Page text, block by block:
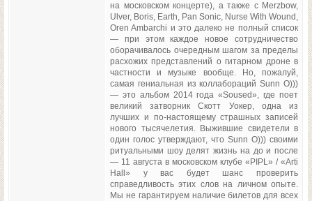
на московском концерте), а также c Merzbow,
Ulver, Boris, Earth, Pan Sonic, Nurse With Wound,
Oren Ambarchi и это далеко не полный список
— при этом каждое новое сотрудничество
оборачивалось очередным шагом за пределы
расхожих представлений о гитарном дроне в
частности и музыке вообще. Но, пожалуй,
самая гениальная из коллабораций Sunn O)))
— это альбом 2014 года «Soused», где поет
великий затворник Скотт Уокер, одна из
лучших и по-настоящему страшных записей
нового тысячелетия. Выжившие свидетели в
один голос утверждают, что Sunn O))) своими
ритуальными шоу делят жизнь на до и после
— 11 августа в московском клубе «PIPL» / «Arti
Hall» у вас будет шанс проверить
справедливость этих слов на личном опыте.
Мы не гарантируем наличие билетов для всех